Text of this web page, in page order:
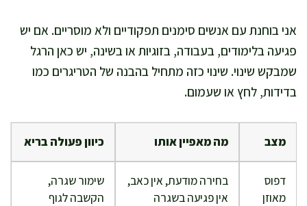
אני בוחנת עם אנשים סימנים תפקודיים ולא מוסריים. אם יש
פגיעה בלימודים, בעבודה, בזוגיות או בשינה, יש כאן הרגל
שמבקש שינוי. שינוי כזה מתחיל בהבנה של הטריגרים כמו
בדידות, לחץ או שעמום.
מצב מה מאפיין אותו כיוון פעולה בריא
דפוס
מאוזן
בחירה מודעת, אין כאב,
אין פגיעה בשגרה
שימור שגרה,
הקשבה לגוף